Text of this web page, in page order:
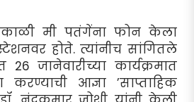
मी पतंगेंना फोन केला
होते. त्यांनीच सांगितले
26 जानेवारीच्या कार्यक्रमात
करण्याची आज्ञा ’साप्ताहिक